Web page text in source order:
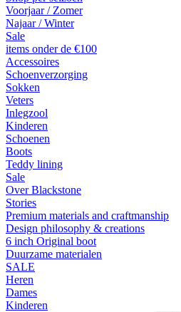
Voorjaar / Zomer
Najaar / Winter
Sale
items onder de €100
Accessoires
Schoenverzorging
Sokken
Veters
Inlegzool
Kinderen
Schoenen
Boots
Teddy lining
Sale
Over Blackstone
Stories
Premium materials and craftmanship
Design philosophy & creations
6 inch Original boot
Duurzame materialen
SALE
Heren
Dames
Kinderen